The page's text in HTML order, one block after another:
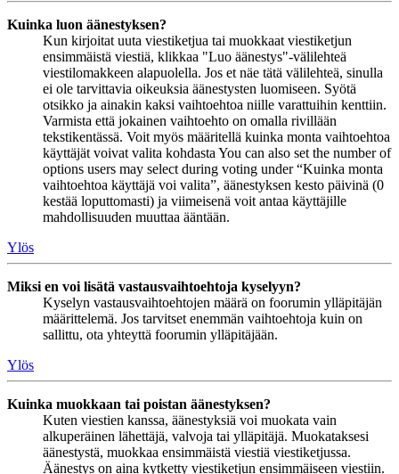
Kuinka luon äänestyksen?
Kun kirjoitat uuta viestiketjua tai muokkaat viestiketjun
ensimmäistä viestiä, klikkaa "Luo äänestys"-välilehteä
viestilomakkeen alapuolella. Jos et näe tätä välilehteä, sinulla
ei ole tarvittavia oikeuksia äänestysten luomiseen. Syötä
otsikko ja ainakin kaksi vaihtoehtoa niille varattuihin kenttiin.
Varmista että jokainen vaihtoehto on omalla rivillään
tekstikentässä. Voit myös määritellä kuinka monta vaihtoehtoa
käyttäjät voivat valita kohdasta You can also set the number of
options users may select during voting under “Kuinka monta
vaihtoehtoa käyttäjä voi valita”, äänestyksen kesto päivinä (0
kestää loputtomasti) ja viimeisenä voit antaa käyttäjille
mahdollisuuden muuttaa ääntään.
Ylös
Miksi en voi lisätä vastausvaihtoehtoja kyselyyn?
Kyselyn vastausvaihtoehtojen määrä on foorumin ylläpitäjän
määrittelemä. Jos tarvitset enemmän vaihtoehtoja kuin on
sallittu, ota yhteyttä foorumin ylläpitäjään.
Ylös
Kuinka muokkaan tai poistan äänestyksen?
Kuten viestien kanssa, äänestyksiä voi muokata vain
alkuperäinen lähettäjä, valvoja tai ylläpitäjä. Muokataksesi
äänestystä, muokkaa ensimmäistä viestiä viestiketjussa.
Äänestys on aina kytketty viestiketjun ensimmäiseen viestiin.